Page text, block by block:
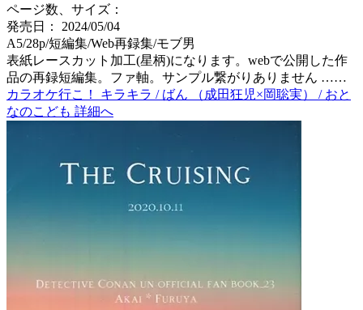
ページ数、サイズ：
発売日： 2024/05/04
A5/28p/短編集/Web再録集/モブ男
表紙レースカット加工(星柄)になります。webで公開した作
品の再録短編集。ファ軸。サンプル繋がりありません ……
カラオケ行こ！ キラキラ / ばん （成田狂児×岡聡実） / おと
なのこども 詳細へ